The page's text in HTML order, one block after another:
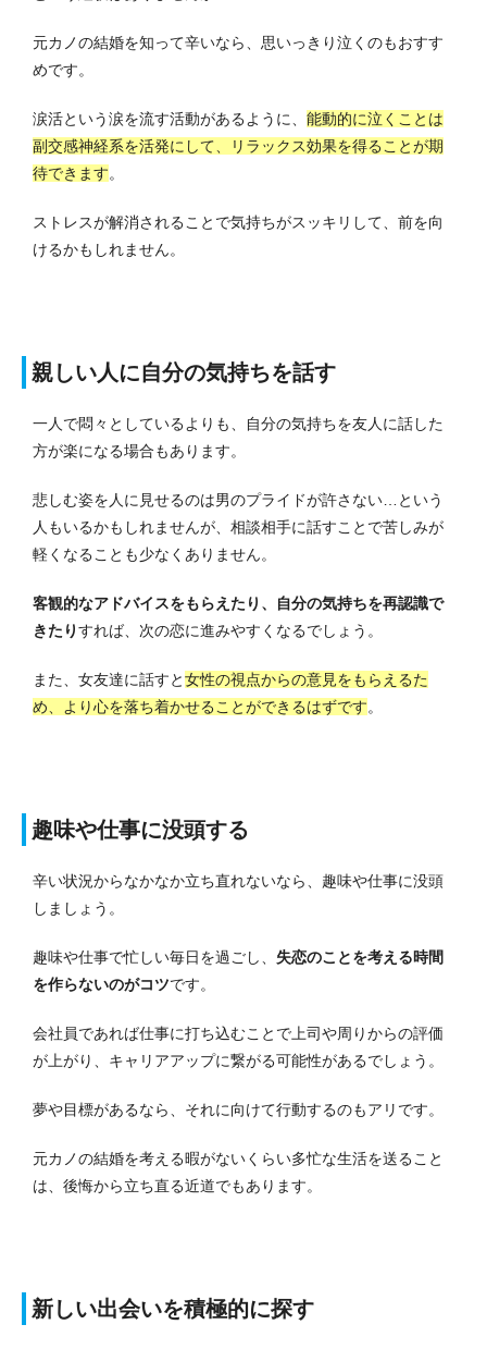
元カノの結婚を知って辛いなら、思いっきり泣くのもおすす
めです。
涙活という涙を流す活動があるように、 能動的に泣くことは
副交感神経系を活発にして、リラックス効果を得ることが期
待できます。
ストレスが解消されることで気持ちがスッキリして、前を向
けるかもしれません。
親しい人に自分の気持ちを話す
一人で悶々としているよりも、自分の気持ちを友人に話した
方が楽になる場合もあります。
悲しむ姿を人に見せるのは男のプライドが許さない…という
人もいるかもしれませんが、相談相手に話すことで苦しみが
軽くなることも少なくありません。
客観的なアドバイスをもらえたり、自分の気持ちを再認識で
きたりすれば、次の恋に進みやすくなるでしょう。
また、女友達に話すと女性の視点からの意見をもらえるた
め、より心を落ち着かせることができるはずです。
趣味や仕事に没頭する
辛い状況からなかなか立ち直れないなら、趣味や仕事に没頭
しましょう。
趣味や仕事で忙しい毎日を過ごし、 失恋のことを考える時間
を作らないのがコツです。
会社員であれば仕事に打ち込むことで上司や周りからの評価
が上がり、キャリアアップに繋がる可能性があるでしょう。
夢や目標があるなら、それに向けて行動するのもアリです。
元カノの結婚を考える暇がないくらい多忙な生活を送ること
は、後悔から立ち直る近道でもあります。
新しい出会いを積極的に探す